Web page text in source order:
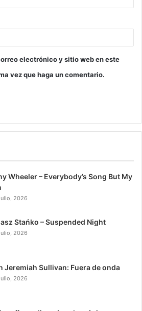
electrónico y sitio web en este
vez que haga un comentario.
Wheeler – Everybody’s Song But My
2026
Stańko – Suspended Night
2026
Jeremiah Sullivan: Fuera de onda
2026